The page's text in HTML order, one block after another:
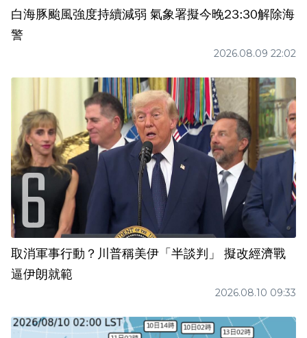
白海豚颱風強度持續減弱 氣象署擬今晚23:30解除海
警
2026.08.09 22:02
取消軍事行動？川普稱美伊「半談判」 擬改經濟戰
逼伊朗就範
2026.08.10 09:33